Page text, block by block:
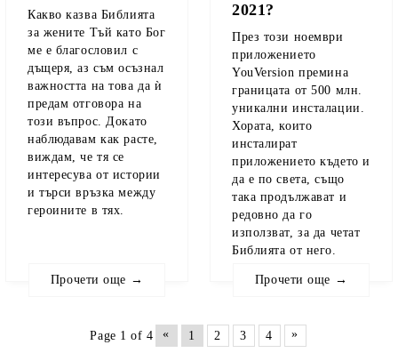
Какво казва Библията
за жените Тъй като Бог
ме е благословил с
дъщеря, аз съм осъзнал
важността на това да ѝ
предам отговора на
този въпрос. Докато
наблюдавам как расте,
виждам, че тя се
интересува от истории
и търси връзка между
героините в тях.
Прочети още →
2021?
През този ноември
приложението
YouVersion премина
границата от 500 млн.
уникални инсталации.
Хората, които
инсталират
приложението където и
да е по света, също
така продължават и
редовно да го
използват, за да четат
Библията от него.
Прочети още →
Page 1 of 4 « 1 2 3 4 »